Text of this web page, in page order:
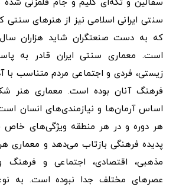
سنتی ایرانی اسلامی نیز از هنرهای سنتی
که به دست صنعتگران شاید هزاران
است. معماری سنتی ایران قادر به
زیستی، فردی و اجتماعی مردم متناسب با
فرهنگ آنان بوده است. معماری هنر
اساس آرمان‌ها و نیازمندی‌های انسان
هر دوره و در هر منطقه ویژگی‌های خاص
پدیده فرهنگی بازتاب می‌دهد و معماری
مذهبی، اقتصادی، اجتماعی و
عصرهای مختلف جدا نبوده است. به